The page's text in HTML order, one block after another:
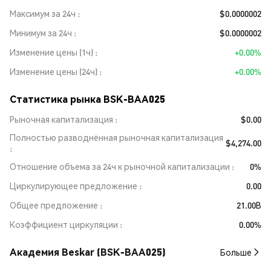
Максимум за 24ч
$0.0000002
Минимум за 24ч
$0.0000002
Изменение цены (1ч)
+0.00%
Изменение цены (24ч)
+0.00%
Статистика рынка BSK-BAA025
Рыночная капитализация
$0.00
Полностью разводнённая рыночная капитализация $4,274.00
Отношение объема за 24ч к рыночной капитализации
0%
Циркулирующее предложение
0.00
Общее предложение
21.00B
Коэффициент циркуляции
0.00%
Академия Beskar (BSK-BAA025) Больше